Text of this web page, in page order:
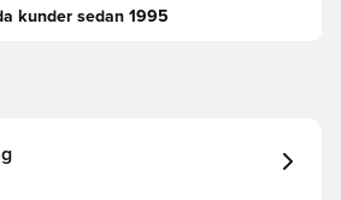
kunder sedan 1995